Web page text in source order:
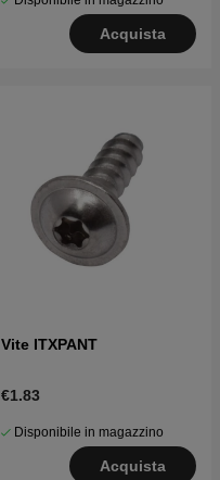
Acquista
Vite ITXPANT
€1.83
Disponibile in magazzino
Acquista